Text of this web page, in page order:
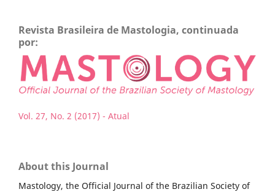
Revista Brasileira de Mastologia, continuada
por:
Vol. 27, No. 2 (2017) - Atual
About this Journal
Mastology, the Official Journal of the Brazilian Society of